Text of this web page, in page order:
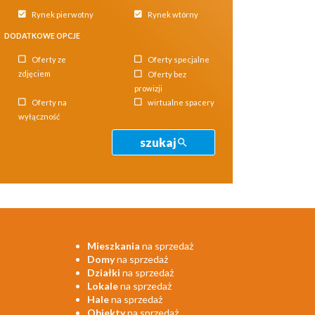
Rynek pierwotny Rynek wtórny
DODATKOWE OPCJE
Oferty ze
zdjęciem
Oferty specjalne
Oferty bez
prowizji
Oferty na
wyłączność
wirtualne spacery
szukaj
Mieszkania na sprzedaż
Domyna sprzedaż
Działki na sprzedaż
Lokalena sprzedaż
Halena sprzedaż
Obiektyna sprzedaż